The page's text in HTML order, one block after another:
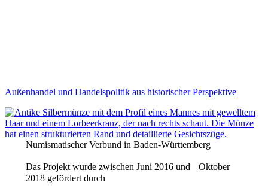
Außenhandel und Handelspolitik aus historischer Perspektive
Numismatischer Verbund in Baden-Württemberg
Das Projekt wurde zwischen Juni 2016 und Oktober
2018 gefördert durch